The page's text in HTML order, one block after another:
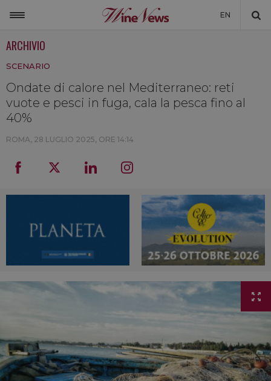
EN
NON SOLO VINO
LA CANTINA DI WINENEWS
DICONO DI NOI
ARCHIVIO
SCENARIO
Ondate di calore nel Mediterraneo: reti
vuote e pesci in fuga, cala la pesca fino al
40%
ROMA, 28 LUGLIO 2025, ORE 14:14